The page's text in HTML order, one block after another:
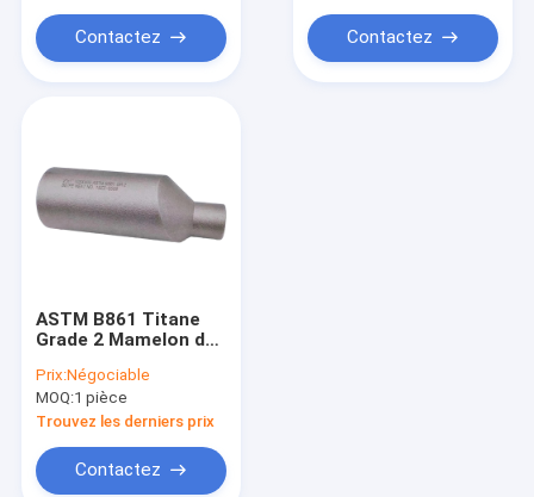
plaque d'acier inoxydable
garniture en spirale de blessure
Contactez Contactez
ASTM B861 Titane
Grade 2 Mamelon de
SCH10S x SCH40S
Prix:Négociable
MOQ:1 pièce
Trouvez les derniers prix
Contactez